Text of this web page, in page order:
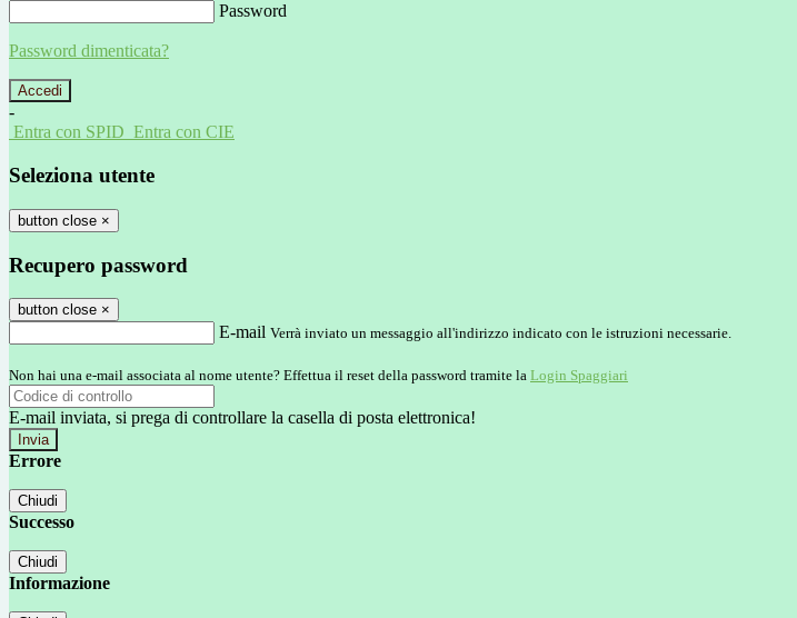
Password
Password dimenticata?
-
Entra con SPID Entra con CIE
Seleziona utente
button close ×
Recupero password
button close ×
E-mail Verrà inviato un messaggio all'indirizzo indicato con le istruzioni necessarie.
Non hai una e-mail associata al nome utente? Effettua il reset della password tramite la Login Spaggiari
E-mail inviata, si prega di controllare la casella di posta elettronica!
Errore
Chiudi
Successo
Chiudi
Informazione